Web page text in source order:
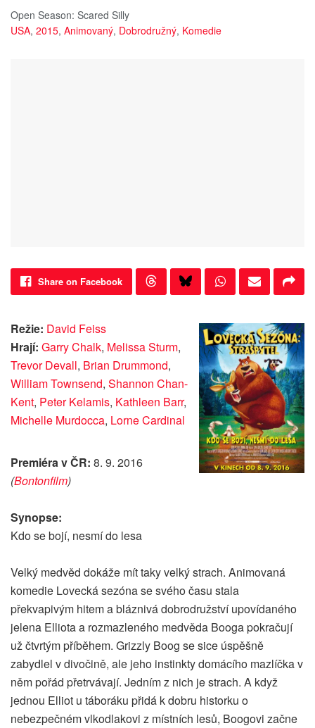
Open Season: Scared Silly
USA, 2015, Animovaný, Dobrodružný, Komedie
Share on Facebook
Režie: David Feiss
Hrají: Garry Chalk, Melissa Sturm,
Trevor Devall, Brian Drummond,
William Townsend, Shannon Chan-
Kent, Peter Kelamis, Kathleen Barr,
Michelle Murdocca, Lorne Cardinal
Premiéra v ČR: 8. 9. 2016
(Bontonfilm)
Synopse:
Kdo se bojí, nesmí do lesa
Velký medvěd dokáže mít taky velký strach. Animovaná
komedie Lovecká sezóna se svého času stala
překvapivým hitem a bláznivá dobrodružství upovídaného
jelena Elliota a rozmazleného medvěda Booga pokračují
už čtvrtým příběhem. Grizzly Boog se sice úspěšně
zabydlel v divočině, ale jeho instinkty domácího mazlíčka v
něm pořád přetrvávají. Jedním z nich je strach. A když
jednou Elliot u táboráku přidá k dobru historku o
nebezpečném vlkodlakovi z místních lesů, Boogovi začne